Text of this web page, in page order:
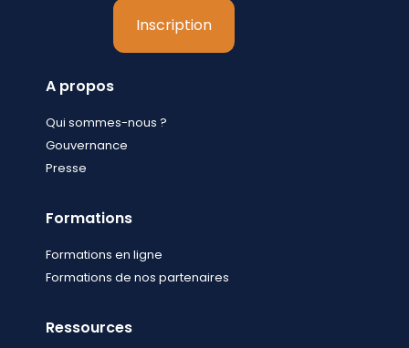
A propos
Qui sommes-nous ?
Gouvernance
Presse
Formations
Formations en ligne
Formations de nos partenaires
Ressources